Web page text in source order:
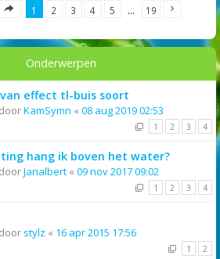
1 2 3 4 5 … 19
Onderwerpen
effect tl-buis soort
KamSymn « 08 aug 2019 02:53
1 2 3 4
hang ik boven het water?
Janalbert « 09 nov 2017 09:02
1 2 3 4
stylz « 16 apr 2015 17:56
1 2